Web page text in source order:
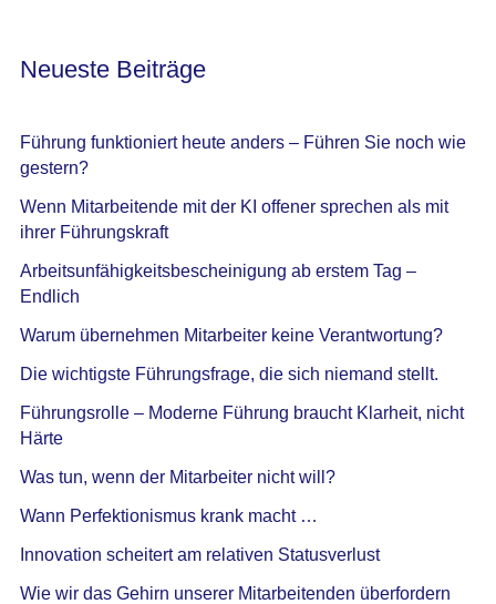
Neueste Beiträge
Führung funktioniert heute anders – Führen Sie noch wie
gestern?
Wenn Mitarbeitende mit der KI offener sprechen als mit
ihrer Führungskraft
Arbeitsunfähigkeitsbescheinigung ab erstem Tag –
Endlich
Warum übernehmen Mitarbeiter keine Verantwortung?
Die wichtigste Führungsfrage, die sich niemand stellt.
Führungsrolle – Moderne Führung braucht Klarheit, nicht
Härte
Was tun, wenn der Mitarbeiter nicht will?
Wann Perfektionismus krank macht …
Innovation scheitert am relativen Statusverlust
Wie wir das Gehirn unserer Mitarbeitenden überfordern